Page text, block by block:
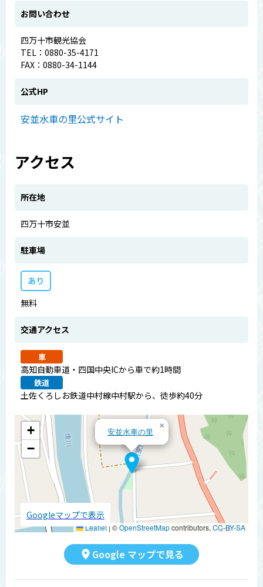
お問い合わせ
四万十市観光協会
TEL：0880-35-4171
FAX：0880-34-1144
公式HP
安並水車の里公式サイト
アクセス
所在地
四万十市安並
駐車場
あり
無料
交通アクセス
車
高知自動車道・四国中央ICから車で約1時間
鉄道
土佐くろしお鉄道中村線中村駅から、徒歩約40分
安並水車の里
×
+
−
Leaflet | ©OpenStreetMapcontributors, CC-BY-SA
Googleマップで表示
Google マップで見る